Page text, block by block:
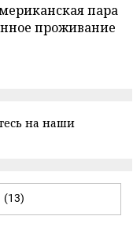
пара
проживание
на наши
(13)